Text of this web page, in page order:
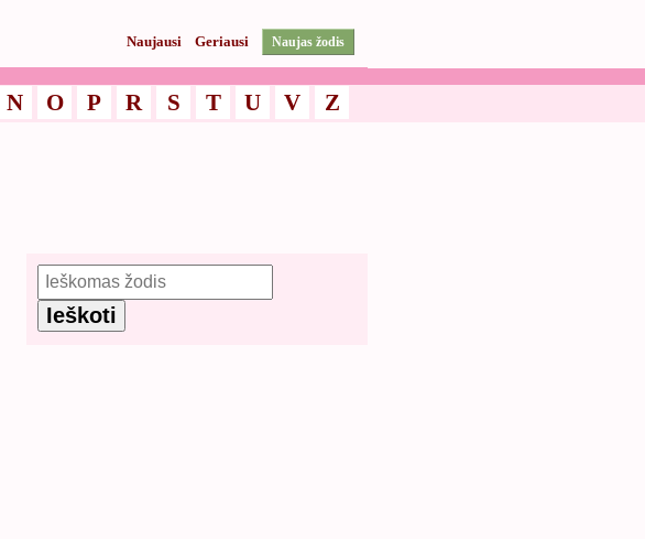
Naujausi Geriausi Naujas žodis
N O P R S T U V Z